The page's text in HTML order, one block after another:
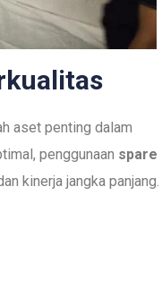
aset penting dalam
penggunaan spare
kinerja jangka panjang.